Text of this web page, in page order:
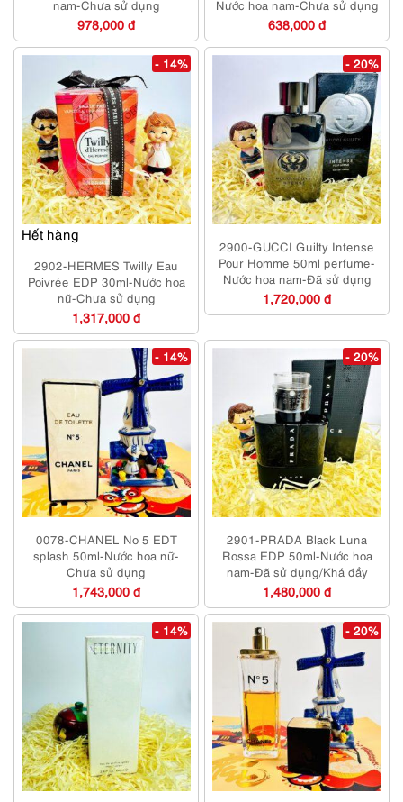
nam-Chưa sử dụng
978,000 đ
Nước hoa nam-Chưa sử dụng
638,000 đ
Hết hàng
- 14%
2902-HERMES Twilly Eau
Poivrée EDP 30ml-Nước hoa
nữ-Chưa sử dụng
1,317,000 đ
- 20%
2900-GUCCI Guilty Intense
Pour Homme 50ml perfume-
Nước hoa nam-Đã sử dụng
1,720,000 đ
- 14%
0078-CHANEL No 5 EDT
splash 50ml-Nước hoa nữ-
Chưa sử dụng
1,743,000 đ
- 20%
2901-PRADA Black Luna
Rossa EDP 50ml-Nước hoa
nam-Đã sử dụng/Khá đầy
1,480,000 đ
- 14% - 20%